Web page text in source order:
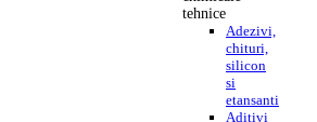
tehnice
Adezivi,
chituri,
silicon
si
etansanti
Aditivi